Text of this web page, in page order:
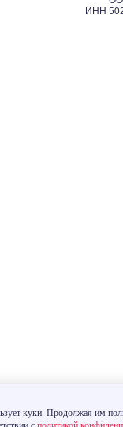
куки. Продолжая им